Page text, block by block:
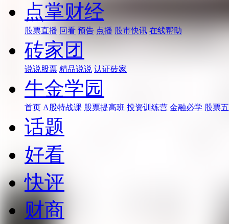
点掌财经
股票直播 回看 预告 点播 股市快讯 在线帮助
砖家团
说说股票 精品说说 认证砖家
牛金学园
首页 A股特战课 股票提高班 投资训练营 金融必学 股票
话题
好看
快评
财商